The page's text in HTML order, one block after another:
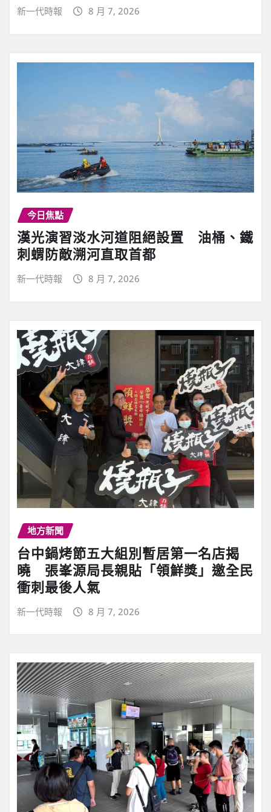
新一代時報 8 月 7, 2026
今日焦點
漢光演習淡水河道阻絕設置 油桶、鐵
刺蝟防敵溯河直取首都
新一代時報 8 月 7, 2026
地方新聞
台中鍋烤節五大組別暫居第一名店揭
曉 張峯源局長親貼「領鮮獎」邀全民
衝刺最後人氣
新一代時報 8 月 7, 2026